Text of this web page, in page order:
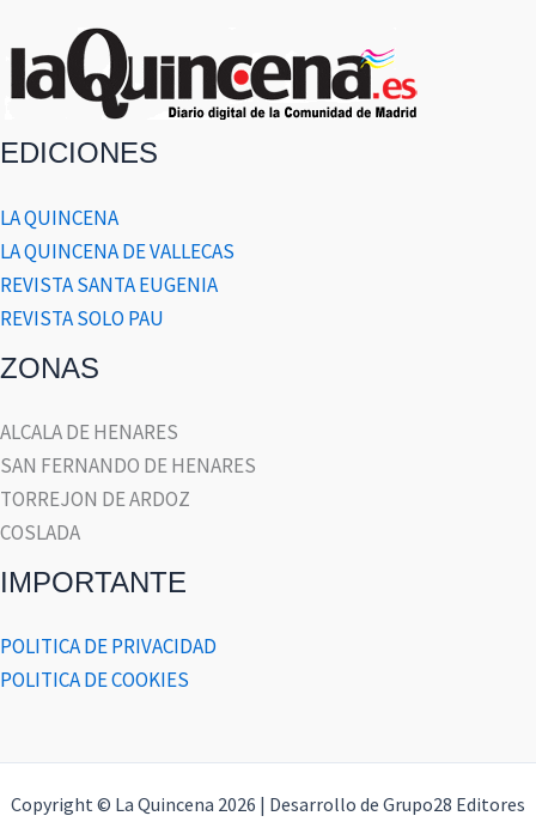
EDICIONES
LA QUINCENA
LA QUINCENA DE VALLECAS
REVISTA SANTA EUGENIA
REVISTA SOLO PAU
ZONAS
ALCALA DE HENARES
SAN FERNANDO DE HENARES
TORREJON DE ARDOZ
COSLADA
IMPORTANTE
POLITICA DE PRIVACIDAD
POLITICA DE COOKIES
Copyright © La Quincena 2026 | Desarrollo de Grupo28 Editores